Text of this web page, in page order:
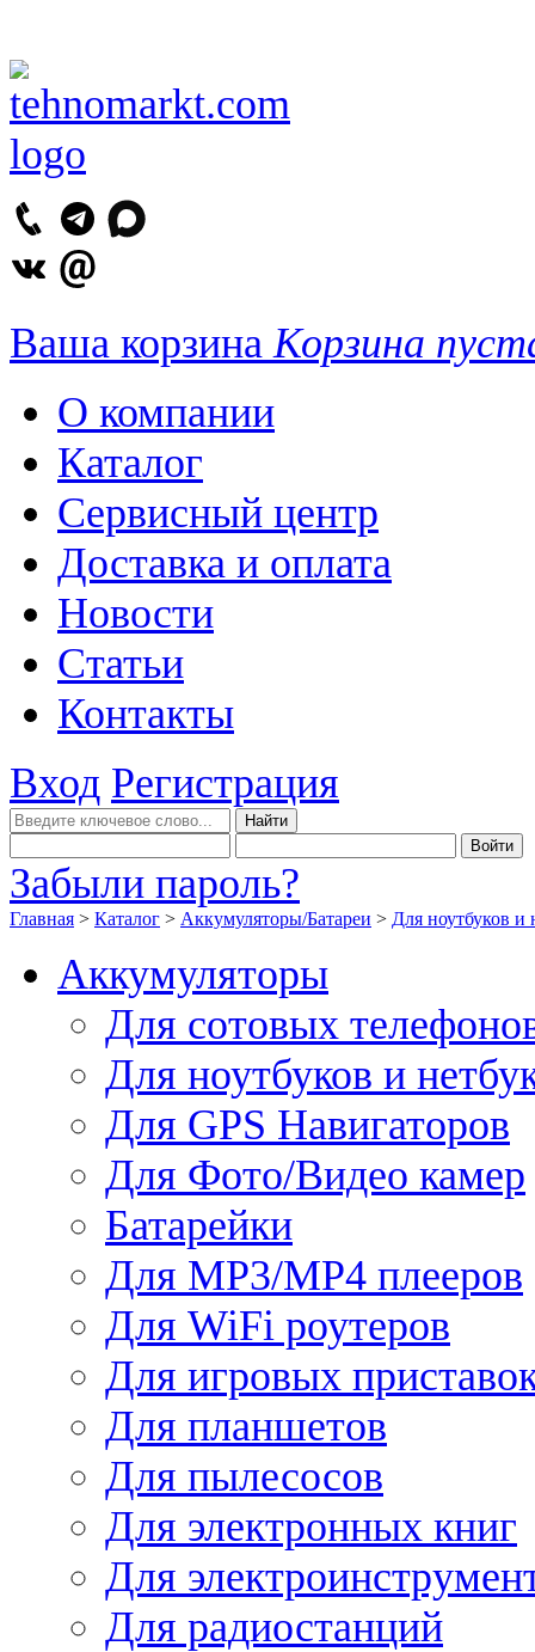
Ваша корзина Корзина
О компании
Каталог
Сервисный центр
Доставка и оплата
Новости
Статьи
Контакты
Вход Регистрация
Забыли пароль?
Главная > Каталог > Аккумуляторы/Батареи > Для ноутбуков и
Аккумуляторы
Для сотовых
Для ноутбуков и
Для GPS Навигаторов
Для Фото/Видео камер
Батарейки
Для MP3/MP4 плееров
Для WiFi роутеров
Для игровых
Для планшетов
Для пылесосов
Для электронных книг
Для
Для радиостанций